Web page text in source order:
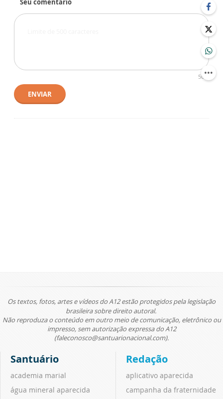
Seu comentário
500
ENVIAR
Os textos, fotos, artes e vídeos do A12 estão protegidos pela legislação
brasileira sobre direito autoral.
Não reproduza o conteúdo em outro meio de comunicação, eletrônico ou
impresso, sem autorização expressa do A12
(faleconosco@santuarionacional.com).
Santuário
academia marial
água mineral aparecida
Redação
aplicativo aparecida
campanha da fraternidade